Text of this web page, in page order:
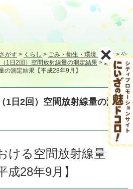
がす > くらし > ごみ・衛生・環境・動物 >公
1日2回）空間放射線量の測定結果 >野寺小学
の測定結果【平成28年9月】
1日2回）空間放射線量の測
ける空間放射線量
成28年9月】